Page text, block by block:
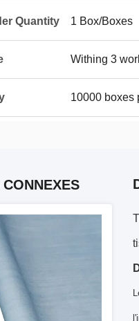
Quantity 1 Box/Boxes
Withing 3
10000 boxes